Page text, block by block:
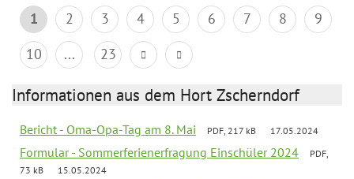
1 2 3 4 5 6 7 8
9
10
... 23
Informationen aus dem Hort Zscherndorf
Bericht - Oma-Opa-Tag am 8. Mai PDF, 217 kB 17.05.2024
Formular - Sommerferienerfragung Einschüler 2024
PDF,
73 kB
15.05.2024